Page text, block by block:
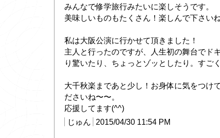
みんなで修学旅行みたいに楽しそうです。
美味しいものもたくさん！楽しんで下さい
私は大阪公演に行かせて頂きました！
主人と行ったのですが、人生初の舞台でド
り驚いたり、ちょっとゾッとしたり。すご
大千秋楽まであと少し！お身体に気をつけ
ださいね〜〜。
応援してます(^^)
じゅん
2015/04/30 11:54 PM